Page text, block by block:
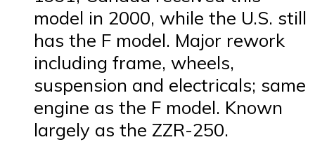
model in 2000, while the U.S. still
has the F model. Major rework
including frame, wheels,
suspension and electricals; same
engine as the F model. Known
largely as the ZZR-250.